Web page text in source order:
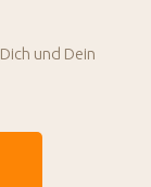
und Dein